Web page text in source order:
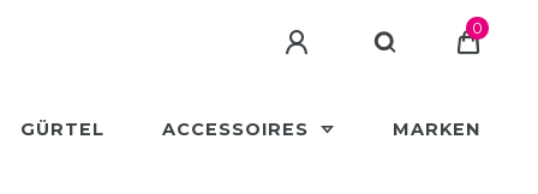
0
GÜRTEL ACCESSOIRES MARKEN